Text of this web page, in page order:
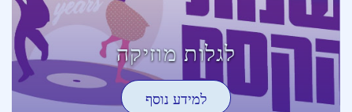
לגלות מוזיקה
למידע נוסף